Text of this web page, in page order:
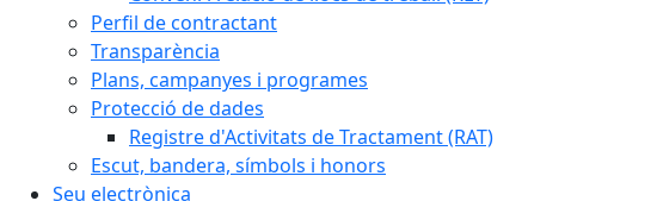
Perfil de contractant
Transparència
Plans, campanyes i programes
Protecció de dades
Registre d'Activitats de Tractament (RAT)
Escut, bandera, símbols i honors
Seu electrònica